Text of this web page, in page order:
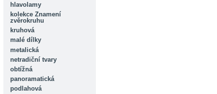
hlavolamy
kolekce Znamení
zvěrokruhu
kruhová
malé dílky
metalická
netradiční tvary
obtížná
panoramatická
podlahová